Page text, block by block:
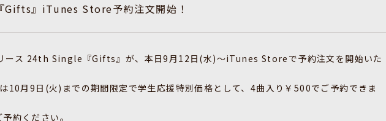
』iTunes Store予約注文開始！
ース 24th Single『Gifts』が、本日9月12日(水)〜iTunes Storeで予約注文を開始いた
月9日(火)までの期間限定で学生応援特別価格として、4曲入り￥500でご予約できま
約ください。